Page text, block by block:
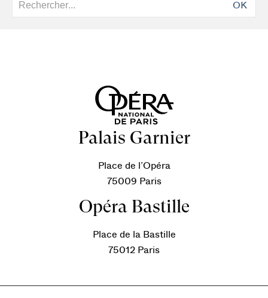
OK
Palais Garnier
Place de l’Opéra
75009 Paris
Opéra Bastille
Place de la Bastille
75012 Paris